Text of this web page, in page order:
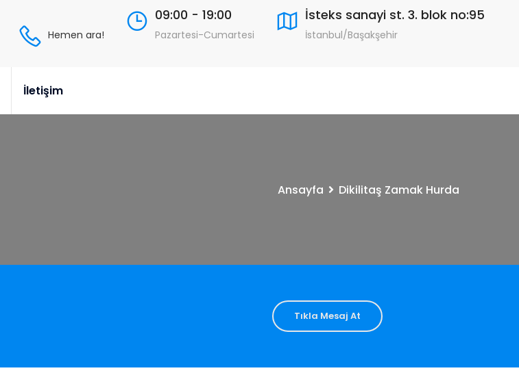
Hemen ara!
09:00 - 19:00
Pazartesi-Cumartesi
İsteks sanayi st. 3. blok no:95
İstanbul/Başakşehir
İletişim
Ansayfa Dikilitaş Zamak Hurda
Tıkla Mesaj At